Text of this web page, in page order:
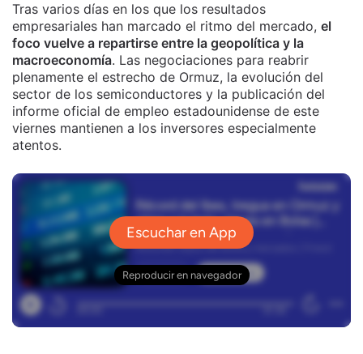
Tras varios días en los que los resultados
empresariales han marcado el ritmo del mercado, el
foco vuelve a repartirse entre la geopolítica y la
macroeconomía. Las negociaciones para reabrir
plenamente el estrecho de Ormuz, la evolución del
sector de los semiconductores y la publicación del
informe oficial de empleo estadounidense de este
viernes mantienen a los inversores especialmente
atentos.